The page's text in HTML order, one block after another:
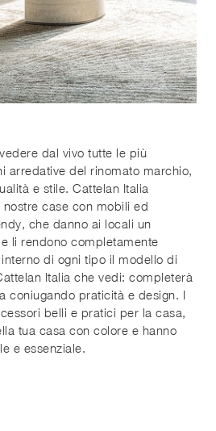
dal vivo tutte le più
arredative del rinomato marchio,
e stile. Cattelan Italia
case con mobili ed
che danno ai locali un
li rendono completamente
di ogni tipo il modello di
Italia che vedi: completerà
coniugando praticità e design. I
belli e pratici per la casa,
tua casa con colore e hanno
e essenziale.